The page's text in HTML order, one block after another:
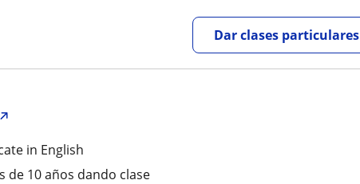
Dar clases particulares
in English
de 10 años dando clase